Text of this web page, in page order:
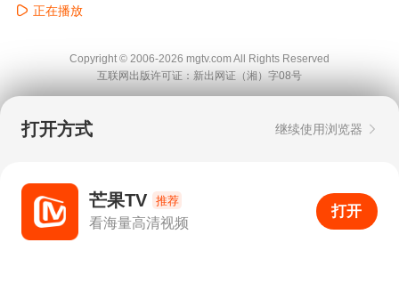
正在播放
Copyright © 2006-2026 mgtv.com All Rights Reserved
互联网出版许可证：新出网证（湘）字08号
35
打开APP
打开方式 继续使用浏览器
芒果TV 推荐
看海量高清视频
打开